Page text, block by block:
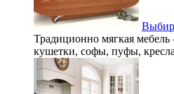
Традиционно мягкая мебель
кушетки, софы, пуфы,